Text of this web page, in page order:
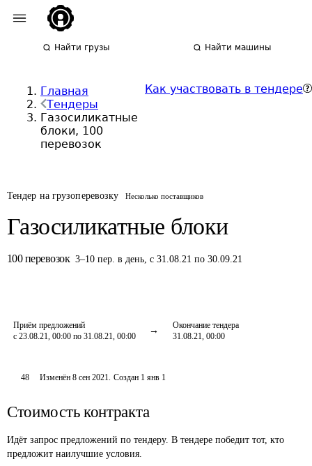
Найти грузы Найти машины
Главная
Тендеры
Газосиликатные
блоки, 100
перевозок
Как участвовать в тендере
Тендер на грузоперевозку Несколько поставщиков
Газосиликатные блоки
100 перевозок 3–10 пер. в день,с 31.08.21 по 30.09.21
Приём предложений
с 23.08.21, 00:00 по 31.08.21, 00:00
Окончание тендера
31.08.21, 00:00
48 Изменён8 сен 2021. Создан 1 янв 1
Стоимость контракта
Идёт запрос предложений по тендеру. В тендере победит тот, кто
предложит наилучшие условия.